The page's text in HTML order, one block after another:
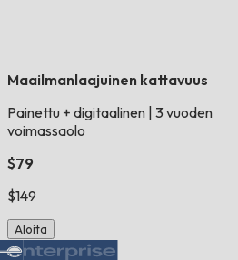
Maailmanlaajuinen kattavuus
Painettu + digitaalinen 3 vuoden
voimassaolo
$79
$149
Aloita